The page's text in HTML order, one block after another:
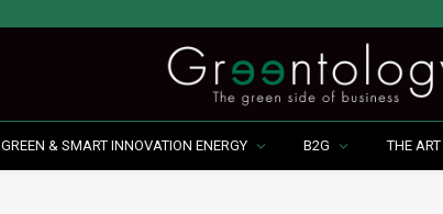
GREEN & SMART INNOVATION ENERGY B2G THE